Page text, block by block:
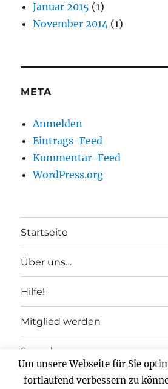
Januar 2015 (1)
November 2014 (1)
META
Anmelden
Eintrags-Feed
Kommentar-Feed
WordPress.org
Startseite
Über uns…
Hilfe!
Mitglied werden
Spenden
Impressum
Um unsere Webseite für Sie
fortlaufend verbessern zu